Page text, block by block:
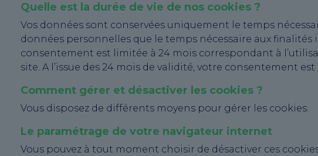
Quelle est la durée de vie de nos cookies ?
Vos données sont conservées uniquement le temps
données personnelles que le temps nécessaire aux finalités
consentement est limitée à 24 mois correspondant à
site. A l’issue des 24 mois de validité, votre consentement
Comment gérer et désactiver les cookies ?
Vous disposez de différents moyens pour gérer les cookies.
Le paramétrage de votre navigateur internet
Vous pouvez à tout moment choisir de désactiver ces